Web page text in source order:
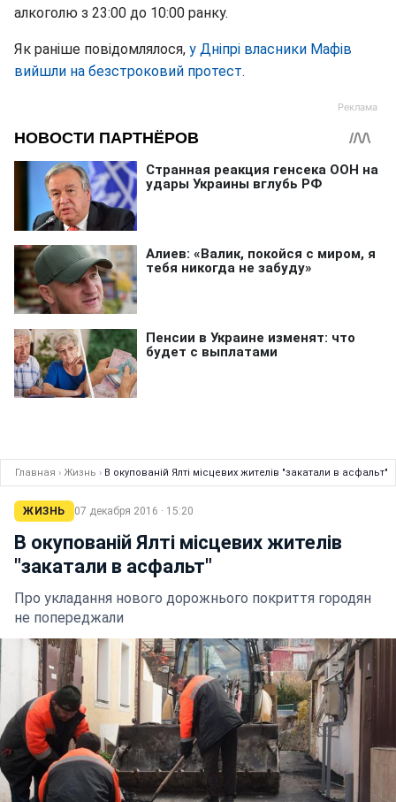
алкоголю з 23:00 до 10:00 ранку.
Як раніше повідомлялося, у Дніпрі власники Мафів
вийшли на безстроковий протест.
Главная › Жизнь › В окупованій Ялті місцевих жителів "закатали в асфальт"
ЖИЗНЬ 07 декабря 2016 · 15:20
В окупованій Ялті місцевих жителів
"закатали в асфальт"
Про укладання нового дорожнього покриття городян
не попереджали